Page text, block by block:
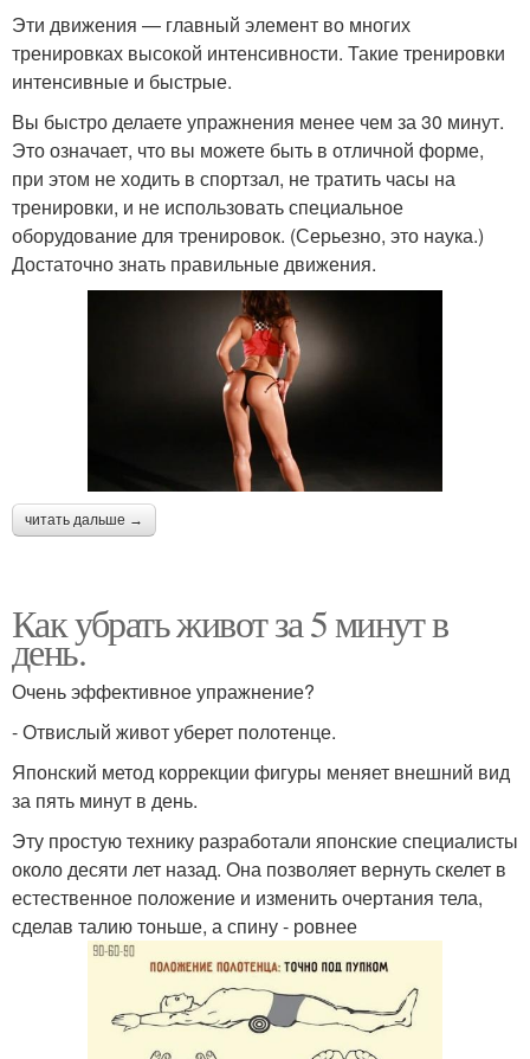
Эти движения — главный элемент во многих
тренировках высокой интенсивности. Такие тренировки
интенсивные и быстрые.
Вы быстро делаете упражнения менее чем за 30 минут.
Это означает, что вы можете быть в отличной форме,
при этом не ходить в спортзал, не тратить часы на
тренировки, и не использовать специальное
оборудование для тренировок. (Серьезно, это наука.)
Достаточно знать правильные движения.
читать дальше →
Как убрать живот за 5 минут в
день.
Очень эффективное упражнение?
- Отвислый живот уберет полотенце.
Японский метод коррекции фигуры меняет внешний вид
за пять минут в день.
Эту простую технику разработали японские специалисты
около десяти лет назад. Она позволяет вернуть скелет в
естественное положение и изменить очертания тела,
сделав талию тоньше, а спину - ровнее